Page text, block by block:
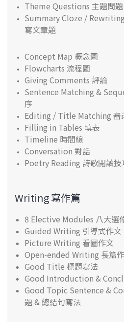
Theme Questions 主題問題
Summary Cloze /
寫文章題
Concept Map 概念圖
Flowcharts 流程圖
Giving Comments 評論
Sentence Matching &
序
Editing / Title Matching 審
Filling in Tables 填表
Timeline 時間線
Conversation 對話
Poetry Reading 詩歌閱讀技
Writing 寫作篇
8 Elective Modules 八大選
Guided Writing 引導式作文
Picture Writing 看圖作文
Open-ended Writing 長篇
Good Title 標題寫法
Good Introduction &
Good Topic Sentence &
題 & 總結句寫法